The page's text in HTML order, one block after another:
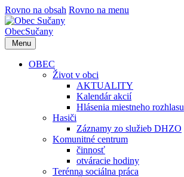
Rovno na obsah Rovno na menu
ObecSučany
Menu
OBEC
Život v obci
AKTUALITY
Kalendár akcií
Hlásenia miestneho rozhlasu
Hasiči
Záznamy zo služieb DHZO
Komunitné centrum
činnosť
otváracie hodiny
Terénna sociálna práca